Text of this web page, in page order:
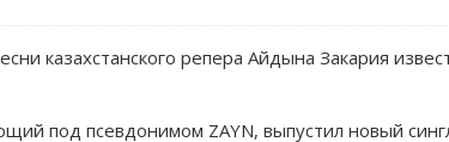
казахстанского репера Айдына Закария
под псевдонимом ZAYN, выпустил новый